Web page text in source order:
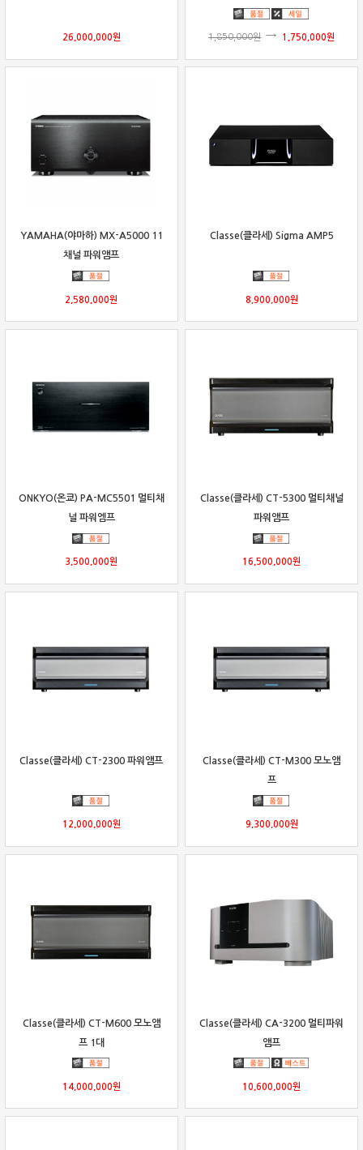
26,000,000원 1,850,000원 1,750,000원
YAMAHA(야마하) MX-A5000 11
채널 파워앰프
2,580,000원
Classe(클라세) Sigma AMP5
8,900,000원
ONKYO(온쿄) PA-MC5501 멀티채
널 파워엠프
3,500,000원
Classe(클라세) CT-5300 멀티채널
파워앰프
16,500,000원
Classe(클라세) CT-2300 파워앰프
12,000,000원
Classe(클라세) CT-M300 모노앰
프
9,300,000원
Classe(클라세) CT-M600 모노앰
프 1대
14,000,000원
Classe(클라세) CA-3200 멀티파워
앰프
10,600,000원